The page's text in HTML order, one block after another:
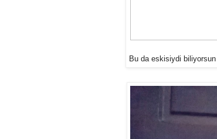
Bu da eskisiydi biliyorsun